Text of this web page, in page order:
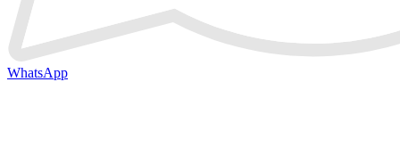
WhatsApp